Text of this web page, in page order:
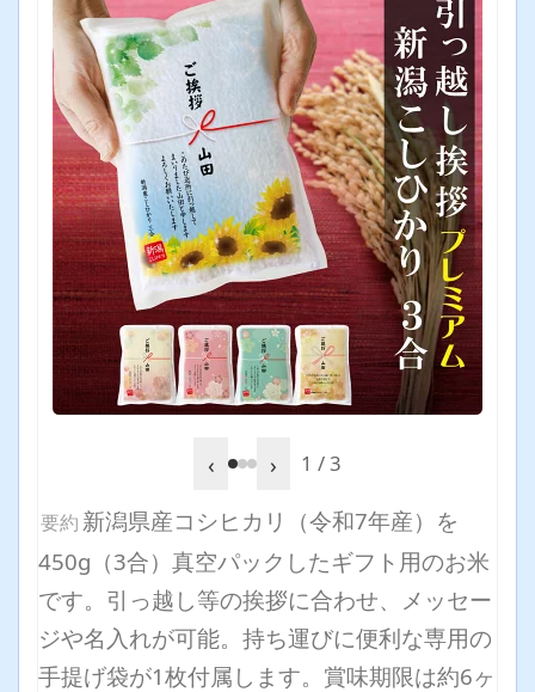
‹ › 1 / 3
要約 新潟県産コシヒカリ（令和7年産）を
450g（3合）真空パックしたギフト用のお米
です。引っ越し等の挨拶に合わせ、メッセー
ジや名入れが可能。持ち運びに便利な専用の
手提げ袋が1枚付属します。賞味期限は約6ヶ